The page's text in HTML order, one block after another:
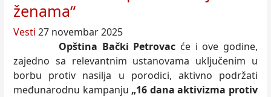
ženama“
Vesti 27 novembar 2025
Opština Bački Petrovac će i ove godine,
zajedno sa relevantnim ustanovama uključenim u
borbu protiv nasilja u porodici, aktivno podržati
međunarodnu kampanju „16 dana aktivizma protiv